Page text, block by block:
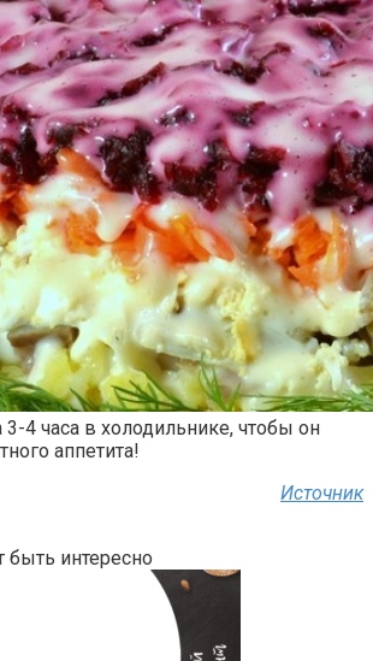
3-4 часа в холодильнике, чтобы он
аппетита!
Источник
интересно